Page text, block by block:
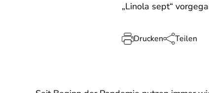
„Linola sept“
Drucken Teilen